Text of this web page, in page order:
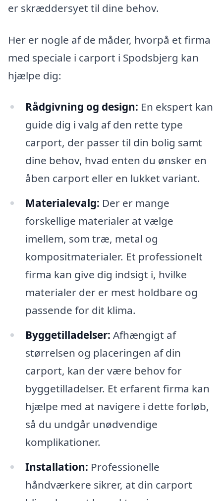
er skræddersyet til dine behov.
Her er nogle af de måder, hvorpå et firma
med speciale i carport i Spodsbjerg kan
hjælpe dig:
Rådgivning og design: En ekspert kan
guide dig i valg af den rette type
carport, der passer til din bolig samt
dine behov, hvad enten du ønsker en
åben carport eller en lukket variant.
Materialevalg: Der er mange
forskellige materialer at vælge
imellem, som træ, metal og
kompositmaterialer. Et professionelt
firma kan give dig indsigt i, hvilke
materialer der er mest holdbare og
passende for dit klima.
Byggetilladelser: Afhængigt af
størrelsen og placeringen af din
carport, kan der være behov for
byggetilladelser. Et erfarent firma kan
hjælpe med at navigere i dette forløb,
så du undgår unødvendige
komplikationer.
Installation: Professionelle
håndværkere sikrer, at din carport